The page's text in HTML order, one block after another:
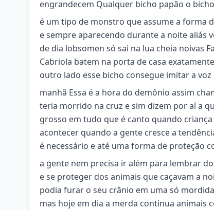
engrandecem Qualquer bicho papão o
é um tipo de monstro que assume a forma
e sempre aparecendo durante a noite aliás
de dia lobsomen só sai na lua cheia noivas
Cabriola batem na porta de casa
outro lado esse bicho consegue imitar a
manhã Essa é a hora do demônio assim
teria morrido na cruz e sim dizem por aí a
grosso em tudo que é canto quando
acontecer quando a gente cresce a
é necessário e até uma forma de proteção
a gente nem precisa ir além para lembrar
e se proteger dos animais que caçavam a
podia furar o seu crânio em uma só
mas hoje em dia a merda continua animais